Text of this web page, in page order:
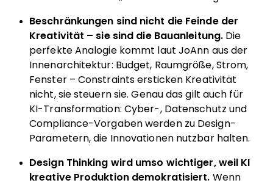
Beschränkungen sind nicht die Feinde der
Kreativität – sie sind die Bauanleitung. Die
perfekte Analogie kommt laut JoAnn aus der
Innenarchitektur: Budget, Raumgröße, Strom,
Fenster – Constraints ersticken Kreativität
nicht, sie steuern sie. Genau das gilt auch für
KI-Transformation: Cyber-, Datenschutz und
Compliance-Vorgaben werden zu Design-
Parametern, die Innovationen nutzbar halten.
Design Thinking wird umso wichtiger, weil KI
kreative Produktion demokratisiert. Wenn